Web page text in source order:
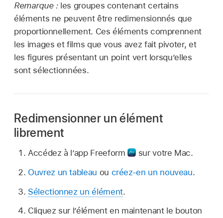
Remarque : les groupes contenant certains
éléments ne peuvent être redimensionnés que
proportionnellement. Ces éléments comprennent
les images et films que vous avez fait pivoter, et
les figures présentant un point vert lorsqu’elles
sont sélectionnées.
Redimensionner un élément
librement
Accédez à l’app Freeform
sur votre Mac.
Ouvrez un tableau ou créez-en un nouveau.
Sélectionnez un élément.
Cliquez sur l’élément en maintenant le bouton